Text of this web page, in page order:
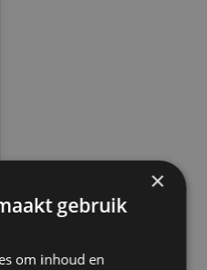
1
×
gebruik
om inhoud en